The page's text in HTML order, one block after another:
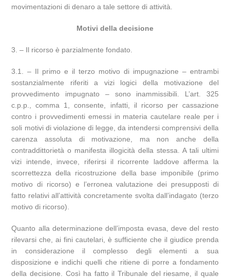
movimentazioni di denaro a tale settore di attività.
Motivi della decisione
3. – Il ricorso è parzialmente fondato.
3.1. – Il primo e il terzo motivo di impugnazione – entrambi
sostanzialmente riferiti a vizi logici della motivazione del
provvedimento impugnato – sono inammissibili. L’art. 325
c.p.p., comma 1, consente, infatti, il ricorso per cassazione
contro i provvedimenti emessi in materia cautelare reale per i
soli motivi di violazione di legge, da intendersi comprensivi della
carenza assoluta di motivazione, ma non anche della
contraddittorietà o manifesta illogicità della stessa. A tali ultimi
vizi intende, invece, riferirsi il ricorrente laddove afferma la
scorrettezza della ricostruzione della base imponibile (primo
motivo di ricorso) e l’erronea valutazione dei presupposti di
fatto relativi all’attività concretamente svolta dall’indagato (terzo
motivo di ricorso).
Quanto alla determinazione dell’imposta evasa, deve del resto
rilevarsi che, ai fini cautelari, è sufficiente che il giudice prenda
in considerazione il complesso degli elementi a sua
disposizione e indichi quelli che ritiene di porre a fondamento
della decisione. Così ha fatto il Tribunale del riesame, il quale